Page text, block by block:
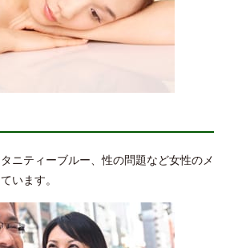
ニティーブルー、性の問題など女性のメ
います。